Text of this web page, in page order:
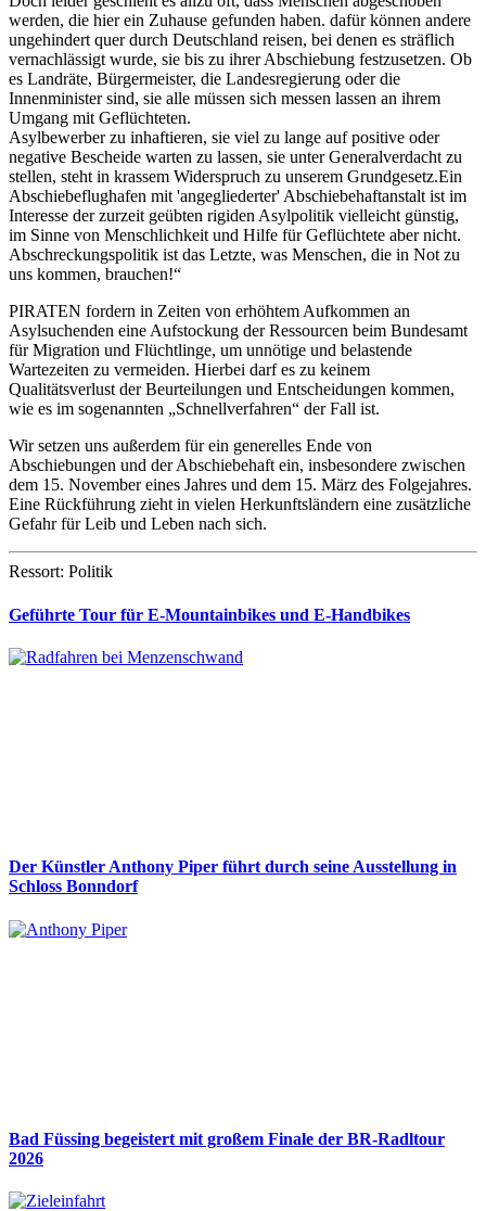
werden, die hier ein Zuhause gefunden haben. dafür können andere
ungehindert quer durch Deutschland reisen, bei denen es sträflich
vernachlässigt wurde, sie bis zu ihrer Abschiebung festzusetzen. Ob
es Landräte, Bürgermeister, die Landesregierung oder die
Innenminister sind, sie alle müssen sich messen lassen an ihrem
Umgang mit Geflüchteten.
Asylbewerber zu inhaftieren, sie viel zu lange auf positive oder
negative Bescheide warten zu lassen, sie unter Generalverdacht zu
stellen, steht in krassem Widerspruch zu unserem Grundgesetz.Ein
Abschiebeflughafen mit 'angegliederter' Abschiebehaftanstalt ist im
Interesse der zurzeit geübten rigiden Asylpolitik vielleicht günstig,
im Sinne von Menschlichkeit und Hilfe für Geflüchtete aber nicht.
Abschreckungspolitik ist das Letzte, was Menschen, die in Not zu
uns kommen, brauchen!“
PIRATEN fordern in Zeiten von erhöhtem Aufkommen an
Asylsuchenden eine Aufstockung der Ressourcen beim Bundesamt
für Migration und Flüchtlinge, um unnötige und belastende
Wartezeiten zu vermeiden. Hierbei darf es zu keinem
Qualitätsverlust der Beurteilungen und Entscheidungen kommen,
wie es im sogenannten „Schnellverfahren“ der Fall ist.
Wir setzen uns außerdem für ein generelles Ende von
Abschiebungen und der Abschiebehaft ein, insbesondere zwischen
dem 15. November eines Jahres und dem 15. März des Folgejahres.
Eine Rückführung zieht in vielen Herkunftsländern eine zusätzliche
Gefahr für Leib und Leben nach sich.
Ressort: Politik
Geführte Tour für E-Mountainbikes und E-Handbikes
Der Künstler Anthony Piper führt durch seine Ausstellung in
Schloss Bonndorf
Bad Füssing begeistert mit großem Finale der BR-Radltour
2026